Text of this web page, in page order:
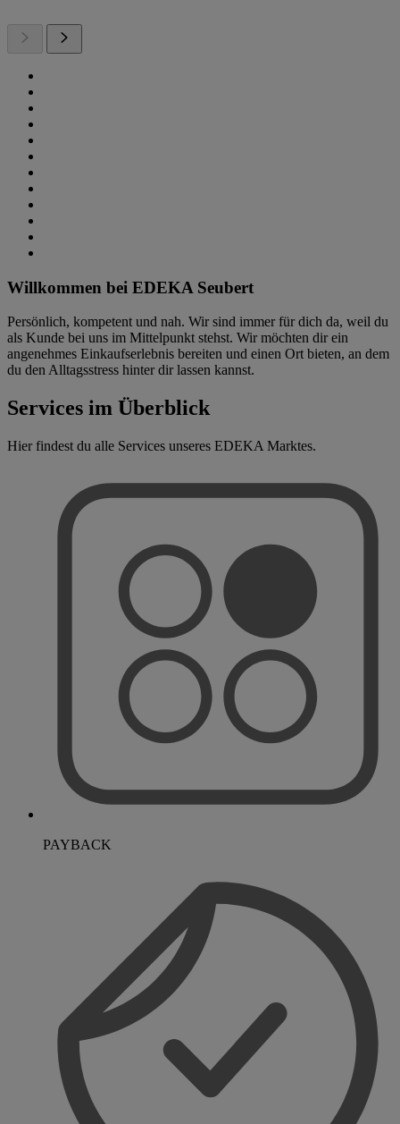
Willkommen bei EDEKA Seubert
Persönlich, kompetent und nah. Wir sind immer für dich da, weil du
als Kunde bei uns im Mittelpunkt stehst. Wir möchten dir ein
angenehmes Einkaufserlebnis bereiten und einen Ort bieten, an dem
du den Alltagsstress hinter dir lassen kannst.
Services im Überblick
Hier findest du alle Services unseres EDEKA Marktes.
PAYBACK